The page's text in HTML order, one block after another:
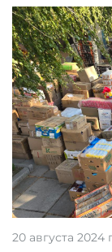
20 августа 2024